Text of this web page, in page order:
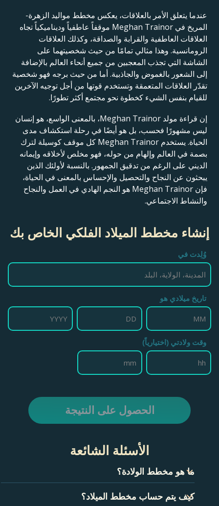
عندما يتعلق الأمر بالعلاقات، يعكس مخطط مواليد الزهرة-
المريخ في Meghan Trainor موقفاً عاطفياً وديناميكياً تجاه
العلاقات العاطفية والقرابة والصداقة، وكذلك العلاقات
الرومانسية. وهذا مثالي تمامًا من حيث شخصيتهما على
الشاشة التي تجذب المعجبين من جميع أنحاء العالم بالإضافة
إلى الشعور بالغموض والجاذبية. أما من حيث برجه فهو شخصية
تقدّر العلاقات المتعمقة وتستخدم قوتها من أجل توجيه الآخرين
للقيام بنفس الشيء كخطوة نحو مجتمع أكثر تطورًا.
إن قراءة مولد Meghan Trainor، بالمعنى الواسع، هو إنسان
ليس مشهورًا فحسب، بل هو أيضًا في رحلة استكشاف مدى
الحياة. يستخدم Meghan Trainor كل موقف كوسيلة لترك
بصمة في العالم وإلهام من حوله، فهو مخلص لأخلاقه وإيمانه
الديني على الرغم من تدقيق الجمهور. بالنسبة لأولئك الذين
يبحثون عن النجاح والتحصيل والإحساس بالمعنى في الحياة،
فإن Meghan Trainor هو النجم الهادي في العمل والنجاح
والنشاط الاجتماعي.
إنشاء مخطط الميلاد الفلكي الخاص بك
وُلِدت في
تاريخ ميلادي هو
وقت ولادتي (اختيارياً)
الحصول على النتيجة
الأسئلة الشائعة
ما هو مخطط الولادة؟
مخطط الميلاد، ويسمى أيضًا مخطط الولادة، هو من الناحية الفنية
لقطة من السماء في لحظة ميلادك بالضبط. ويتكون من عدة
كيف يتم حساب مخطط الميلاد؟